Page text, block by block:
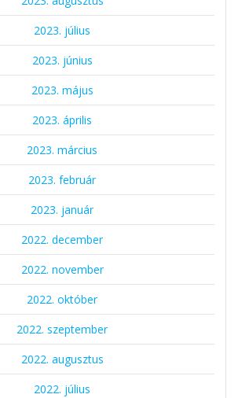
2023. július
2023. június
2023. május
2023. április
2023. március
2023. február
2023. január
2022. december
2022. november
2022. október
2022. szeptember
2022. augusztus
2022. július